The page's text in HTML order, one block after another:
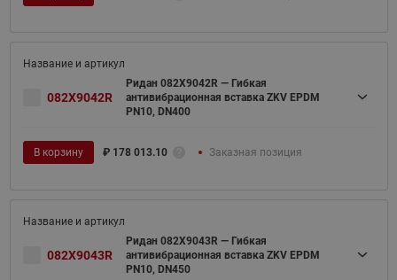
082X9042R
Ридан 082X9042R — Гибкая
антивибрационная вставка ZKV EPDM
PN10, DN400
В корзину ₽ 178 013.10 Заказная позиция
082X9043R
Ридан 082X9043R — Гибкая
антивибрационная вставка ZKV EPDM
PN10, DN450